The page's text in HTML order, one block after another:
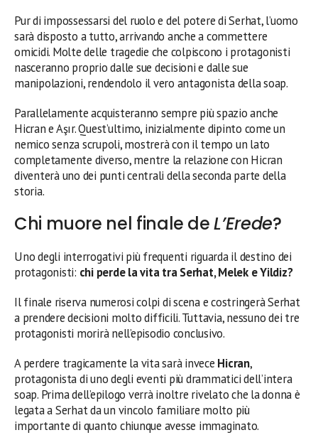
Pur di impossessarsi del ruolo e del potere di Serhat, l’uomo
sarà disposto a tutto, arrivando anche a commettere
omicidi. Molte delle tragedie che colpiscono i protagonisti
nasceranno proprio dalle sue decisioni e dalle sue
manipolazioni, rendendolo il vero antagonista della soap.
Parallelamente acquisteranno sempre più spazio anche
Hicran e Aşır. Quest’ultimo, inizialmente dipinto come un
nemico senza scrupoli, mostrerà con il tempo un lato
completamente diverso, mentre la relazione con Hicran
diventerà uno dei punti centrali della seconda parte della
storia.
Chi muore nel finale deL’Erede?
Uno degli interrogativi più frequenti riguarda il destino dei
protagonisti: chi perde la vita tra Serhat, Melek e Yildiz?
Il finale riserva numerosi colpi di scena e costringerà Serhat
a prendere decisioni molto difficili. Tuttavia, nessuno dei tre
protagonisti morirà nell’episodio conclusivo.
A perdere tragicamente la vita sarà invece Hicran,
protagonista di uno degli eventi più drammatici dell’intera
soap. Prima dell’epilogo verrà inoltre rivelato che la donna è
legata a Serhat da un vincolo familiare molto più
importante di quanto chiunque avesse immaginato.